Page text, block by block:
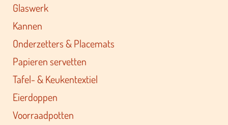
Glaswerk
Kannen
Onderzetters & Placemats
Papieren servetten
Tafel- & Keukentextiel
Eierdoppen
Voorraadpotten